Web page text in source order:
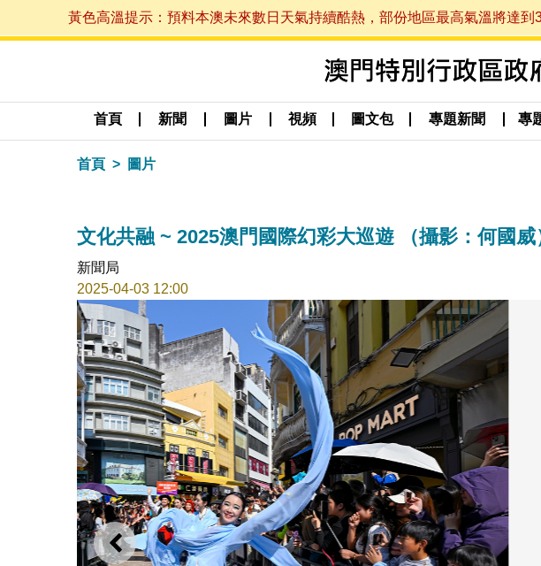
黃色高溫提示：預料本澳未來數日天氣持續酷熱，部份地區最高氣溫將達
首頁 新聞 圖片 視頻 圖文包 專題新聞 專
首頁 圖片
文化共融 ~ 2025澳門國際幻彩大巡遊 （攝影：何國威
新聞局
2025-04-03 12:00
上一則